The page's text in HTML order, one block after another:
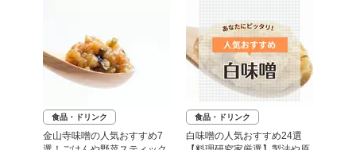
食品・ドリンク
金山寺味噌の人気おすすめ7
食品・ドリンク
白味噌の人気おすすめ24選